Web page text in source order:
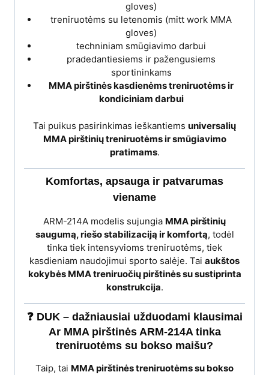
gloves)
treniruotėms su letenomis (mitt work MMA
gloves)
techniniam smūgiavimo darbui
pradedantiesiems ir pažengusiems
sportininkams
MMA pirštinės kasdienėms treniruotėms ir
kondiciniam darbui
Tai puikus pasirinkimas ieškantiems universalių
MMA pirštinių treniruotėms ir smūgiavimo
pratimams.
Komfortas, apsauga ir patvarumas
viename
ARM-214A modelis sujungia MMA pirštinių
saugumą, riešo stabilizaciją ir komfortą, todėl
tinka tiek intensyvioms treniruotėms, tiek
kasdieniam naudojimui sporto salėje. Tai aukštos
kokybės MMA treniruočių pirštinės su sustiprinta
konstrukcija.
❓ DUK – dažniausiai užduodami klausimai
Ar MMA pirštinės ARM-214A tinka
treniruotėms su bokso maišu?
Taip, tai MMA pirštinės treniruotėms su bokso